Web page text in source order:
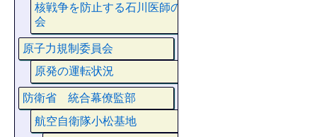
核戦争を防止する石川医師の
会
原子力規制委員会
原発の運転状況
防衛省 統合幕僚監部
航空自衛隊小松基地